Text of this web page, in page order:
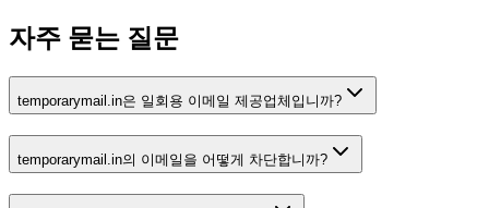
자주 묻는 질문
temporarymail.in은 일회용 이메일 제공업체입니까?
temporarymail.in의 이메일을 어떻게 차단합니까?